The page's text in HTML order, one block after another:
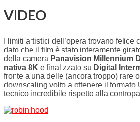
VIDEO
I limiti artistici dell’opera trovano felice
dato che il film è stato interamente
della camera Panavision Millennium
nativa 8K e finalizzato su Digital
fronte a una delle (ancora troppo) rare
downscaling volto a ottenere il formato
tecnico incredibile rispetto alla